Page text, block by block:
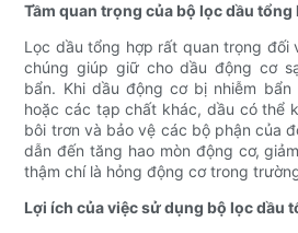
Tầm quan trọng của bộ lọc dầu tổng
Lọc dầu tổng hợp rất quan trọng đối
chúng giúp giữ cho dầu động cơ
bẩn. Khi dầu động cơ bị nhiễm
hoặc các tạp chất khác, dầu có thể
bôi trơn và bảo vệ các bộ phận của
dẫn đến tăng hao mòn động cơ,
thậm chí là hỏng động cơ trong
Lợi ích của việc sử dụng bộ lọc dầu